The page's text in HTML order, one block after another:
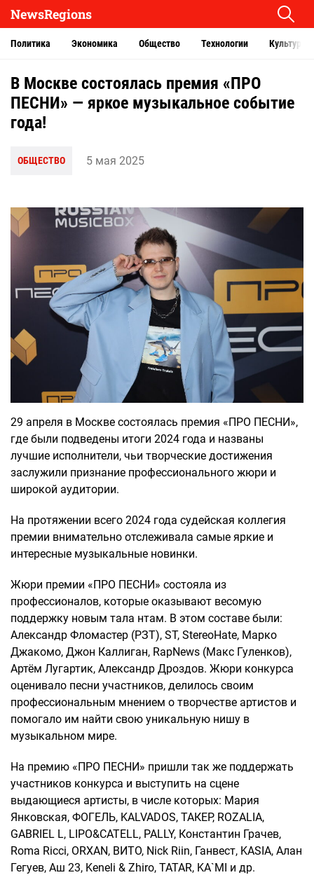
NewsRegions
Политика Экономика Общество Технологии Культура
В Москве состоялась премия «ПРО
ПЕСНИ» — яркое музыкальное событие
года!
ОБЩЕСТВО 5 мая 2025
29 апреля в Москве состоялась премия «ПРО ПЕСНИ»,
где были подведены итоги 2024 года и названы
лучшие исполнители, чьи творческие достижения
заслужили признание профессионального жюри и
широкой аудитории.
На протяжении всего 2024 года судейская коллегия
премии внимательно отслеживала самые яркие и
интересные музыкальные новинки.
Жюри премии «ПРО ПЕСНИ» состояла из
профессионалов, которые оказывают весомую
поддержку новым тала нтам. В этом составе были:
Александр Фломастер (РЗТ), ST, StereoHate, Марко
Джакомо, Джон Каллиган, RapNews (Макс Гуленков),
Артём Лугартик, Александр Дроздов. Жюри конкурса
оценивало песни участников, делилось своим
профессиональным мнением о творчестве артистов и
помогало им найти свою уникальную нишу в
музыкальном мире.
На премию «ПРО ПЕСНИ» пришли так же поддержать
участников конкурса и выступить на сцене
выдающиеся артисты, в числе которых: Мария
Янковская, ФОГЕЛЬ, KALVADOS, ТАКЕР, ROZALIA,
GABRIEL L, LIPO&CATELL, PALLY, Константин Грачев,
Roma Ricci, ORXAN, ВИТО, Nick Riin, Ганвест, KASIA, Алан
Гегуев, Аш 23, Keneli & Zhiro, TATAR, KA`MI и др.